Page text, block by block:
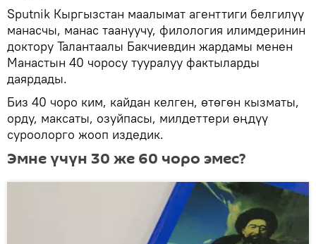
Sputnik Кыргызстан маалымат агенттиги белгилүү
манасчы, манас таануучу, филология илимдеринин
доктору Талантаалы Бакчиевдин жардамы менен
Манастын 40 чоросу тууралуу фактыларды
даярдады.
Биз 40 чоро ким, кайдан келген, өтөгөн кызматы,
орду, максаты, озуйпасы, милдеттери өңдүү
суроолорго жооп издедик.
Эмне үчүн 30 же 60 чоро эмес?